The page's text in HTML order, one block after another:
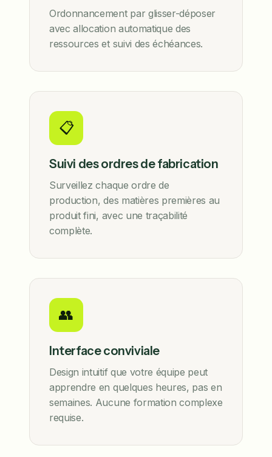
Ordonnancement par glisser-déposer
avec allocation automatique des
ressources et suivi des échéances.
📋
Suivi des ordres de fabrication
Surveillez chaque ordre de
production, des matières premières au
produit fini, avec une traçabilité
complète.
👥
Interface conviviale
Design intuitif que votre équipe peut
apprendre en quelques heures, pas en
semaines. Aucune formation complexe
requise.